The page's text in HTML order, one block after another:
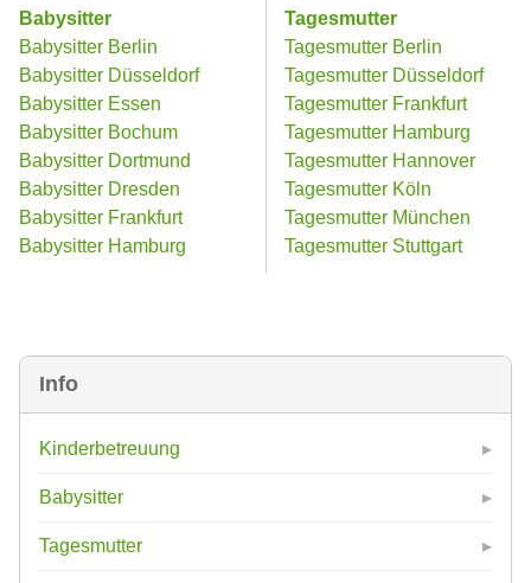
Info
Kinderbetreuung
Babysitter
Tagesmutter
Babysitter
Babysitter Berlin
Babysitter Düsseldorf
Babysitter Essen
Babysitter Bochum
Babysitter Dortmund
Babysitter Dresden
Babysitter Frankfurt
Babysitter Hamburg
Tagesmutter
Tagesmutter Berlin
Tagesmutter Düsseldorf
Tagesmutter Frankfurt
Tagesmutter Hamburg
Tagesmutter Hannover
Tagesmutter Köln
Tagesmutter München
Tagesmutter Stuttgart